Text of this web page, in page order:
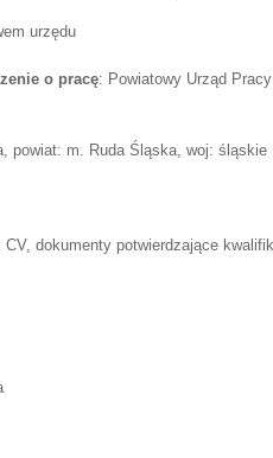
urzędu
o pracę: Powiatowy Urząd
powiat: m. Ruda Śląska, woj: śląskie
CV, dokumenty potwierdzające